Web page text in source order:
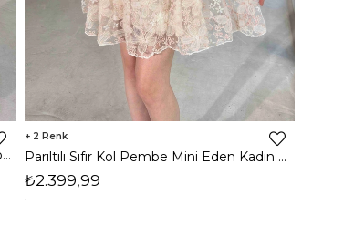
Çiçekli Belden Oturtmalı Midi Boy Pembe Tatum Kadın elbise 26Y311
2
Parıltılı Sıfır Kol Pembe Mini Eden Kadın Elbise 26Y265
₺2.399,99